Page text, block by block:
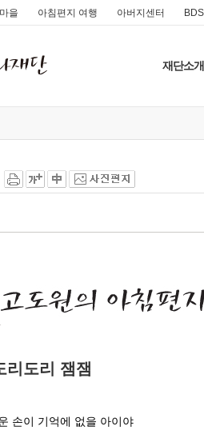
을 아침편지 여행 아버지센터 BDS
재단소개
리도리 잼잼
손이 기억에 없을 아이야